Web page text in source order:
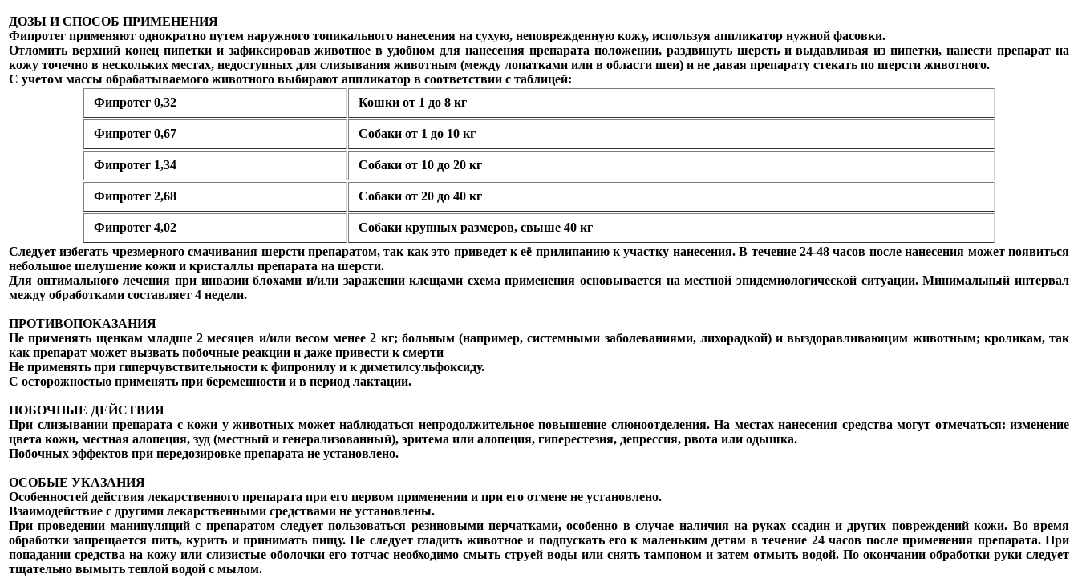
ДОЗЫ И СПОСОБ ПРИМЕНЕНИЯ
Фипротег применяют однократно путем наружного топикального нанесения на сухую, неповрежденную кожу, используя аппликатор нужной фасовки.
Отломить верхний конец пипетки и зафиксировав животное в удобном для нанесения препарата положении, раздвинуть шерсть и выдавливая из пипетки, нанести препарат на
кожу точечно в нескольких местах, недоступных для слизывания животным (между лопатками или в области шеи) и не давая препарату стекать по шерсти животного.
С учетом массы обрабатываемого животного выбирают аппликатор в соответствии с таблицей:
Фипротег 0,32
Кошки от 1 до 8 кг
Фипротег 0,67 Собаки от 1 до 10 кг
Фипротег 1,34 Собаки от 10 до 20 кг
Фипротег 2,68 Собаки от 20 до 40 кг
Фипротег 4,02
Собаки крупных размеров, свыше 40 кг
Следует избегать чрезмерного смачивания шерсти препаратом, так как это приведет к её прилипанию к участку нанесения. В течение 24-48 часов после нанесения может появиться
небольшое шелушение кожи и кристаллы препарата на шерсти.
Для оптимального лечения при инвазии блохами и/или заражении клещами схема применения основывается на местной эпидемиологической ситуации. Минимальный интервал
между обработками составляет 4 недели.
ПРОТИВОПОКАЗАНИЯ
Не применять щенкам младше 2 месяцев и/или весом менее 2 кг; больным (например, системными заболеваниями, лихорадкой) и выздоравливающим животным; кроликам, так
как препарат может вызвать побочные реакции и даже привести к смерти
Не применять при гиперчувствительности к фипронилу и к диметилсульфоксиду.
С осторожностью применять при беременности и в период лактации.
ПОБОЧНЫЕ ДЕЙСТВИЯ
При слизывании препарата с кожи у животных может наблюдаться непродолжительное повышение слюноотделения. На местах нанесения средства могут отмечаться: изменение
цвета кожи, местная алопеция, зуд (местный и генерализованный), эритема или алопеция, гиперестезия, депрессия, рвота или одышка.
Побочных эффектов при передозировке препарата не установлено.
ОСОБЫЕ УКАЗАНИЯ
Особенностей действия лекарственного препарата при его первом применении и при его отмене не установлено.
Взаимодействие с другими лекарственными средствами не установлены.
При проведении манипуляций с препаратом следует пользоваться резиновыми перчатками, особенно в случае наличия на руках ссадин и других повреждений кожи. Во время
обработки запрещается пить, курить и принимать пищу. Не следует гладить животное и подпускать его к маленьким детям в течение 24 часов после применения препарата. При
попадании средства на кожу или слизистые оболочки его тотчас необходимо смыть струей воды или снять тампоном и затем отмыть водой. По окончании обработки руки следует
тщательно вымыть теплой водой с мылом.